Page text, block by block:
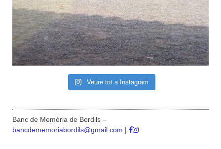
Veure tot a Instagram
Banc de Memòria de Bordils –
bancdememoriabordils@gmail.com |